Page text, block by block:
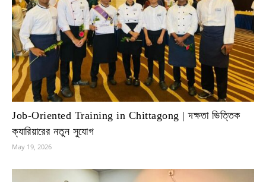
Job-Oriented Training in Chittagong | দক্ষতা ভিত্তিক
ক্যারিয়ারের নতুন সুযোগ
May 19, 2026